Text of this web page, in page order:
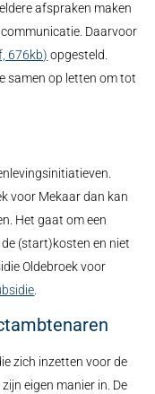
afspraken maken
Daarvoor
676kb) opgesteld.
samen op letten om tot
voor Mekaar dan kan
Het gaat om een
(start)kosten en niet
Oldebroek voor
zich inzetten voor de
eigen manier in. De